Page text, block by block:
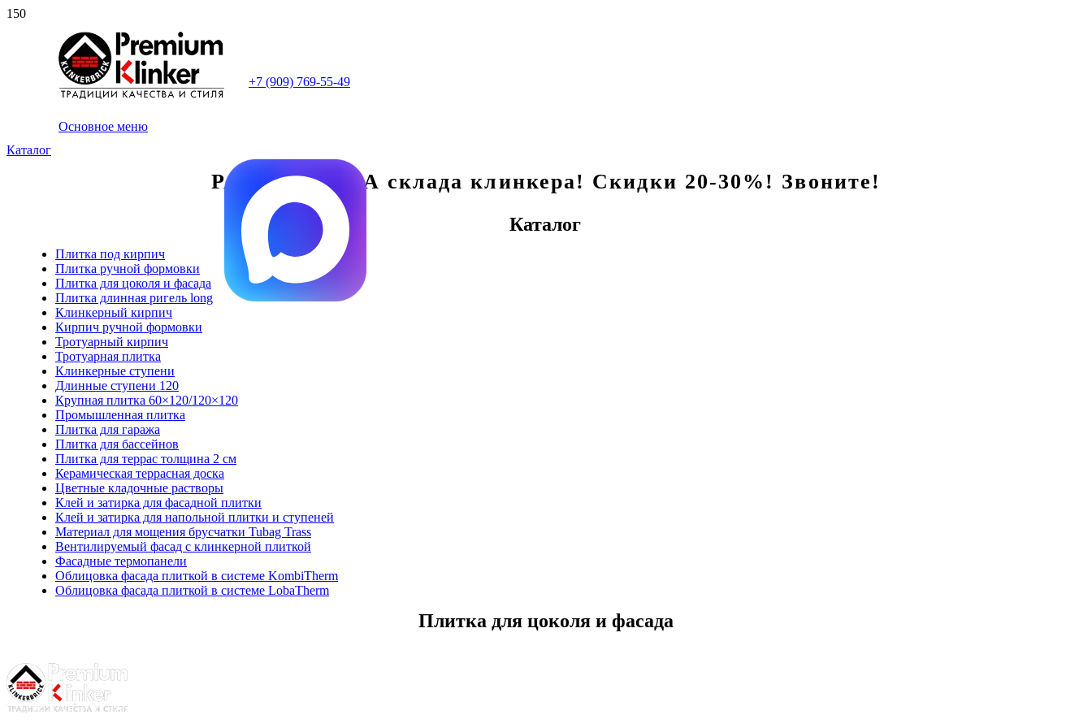
+7 (909) 769-55-49
Основное меню
Каталог
РАСПРОДАЖА склада клинкера! Скидки 20-30%! Звоните!
Каталог
Плитка под кирпич
Плитка ручной формовки
Плитка для цоколя и фасада
Плитка длинная ригель long
Клинкерный кирпич
Кирпич ручной формовки
Тротуарный кирпич
Тротуарная плитка
Клинкерные ступени
Длинные ступени 120
Крупная плитка 60×120/120×120
Промышленная плитка
Плитка для гаража
Плитка для бассейнов
Плитка для террас толщина 2 см
Керамическая террасная доска
Цветные кладочные растворы
Клей и затирка для фасадной плитки
Клей и затирка для напольной плитки и ступеней
Материал для мощения брусчатки Tubag Trass
Вентилируемый фасад с клинкерной плиткой
Фасадные термопанели
Облицовка фасада плиткой в системе KombiTherm
Облицовка фасада плиткой в системе LobaTherm
Плитка для цоколя и фасада